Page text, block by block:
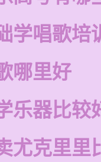
学唱歌培
哪里好
乐器比较
尤克里里